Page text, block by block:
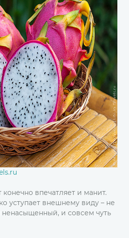
впечатляет и манит.
уступает внешнему виду – не
и совсем чуть